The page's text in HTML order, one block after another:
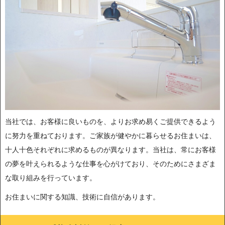
当社では、お客様に良いものを、よりお求め易くご提供できるよう
に努力を重ねております。ご家族が健やかに暮らせるお住まいは、
十人十色それぞれに求めるものが異なります。当社は、常にお客様
の夢を叶えられるような仕事を心がけており、そのためにさまざま
な取り組みを行っています。
お住まいに関する知識、技術に自信があります。